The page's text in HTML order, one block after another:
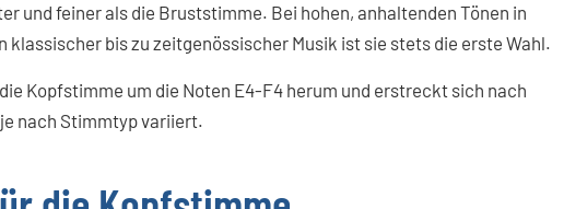
und feiner als die Bruststimme. Bei hohen, anhaltenden Tönen in
klassischer bis zu zeitgenössischer Musik ist sie stets die erste Wahl.
Kopfstimme um die Noten E4-F4 herum und erstreckt sich nach
nach Stimmtyp variiert.